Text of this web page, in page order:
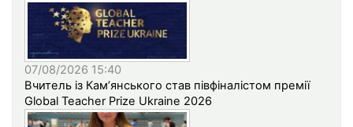
07/08/2026 15:40
Вчитель із Кам’янського став півфіналістом премії
Global Teacher Prize Ukraine 2026